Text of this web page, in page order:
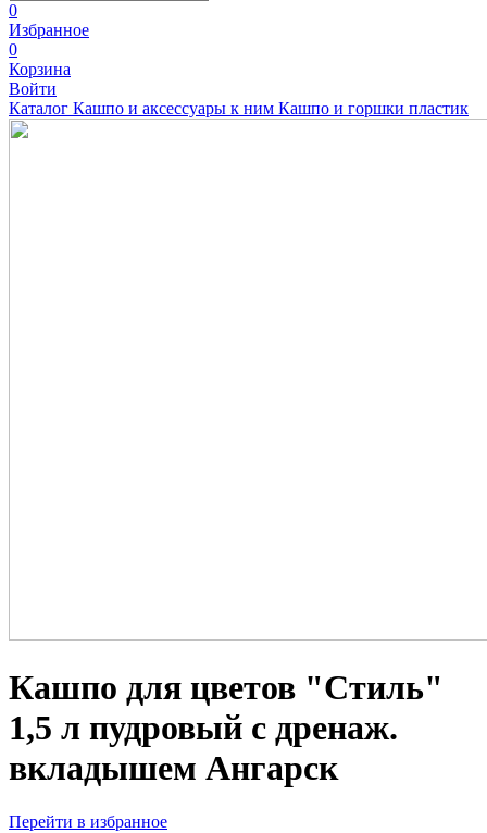
0
Избранное
0
Корзина
Войти
Каталог Кашпо и аксессуары к ним Кашпо и горшки пластик
Кашпо для цветов "Стиль"
1,5 л пудровый с дренаж.
вкладышем Ангарск
Перейти в избранное